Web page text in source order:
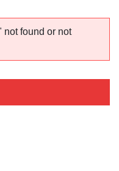
not found or not